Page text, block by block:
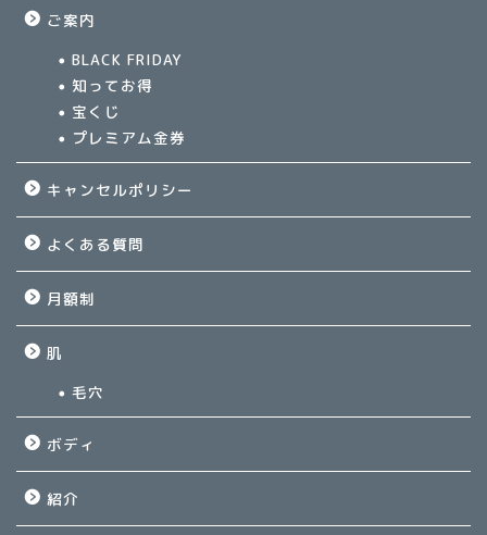
ご案内
BLACK FRIDAY
知ってお得
宝くじ
プレミアム金券
キャンセルポリシー
よくある質問
月額制
肌
毛穴
ボディ
紹介